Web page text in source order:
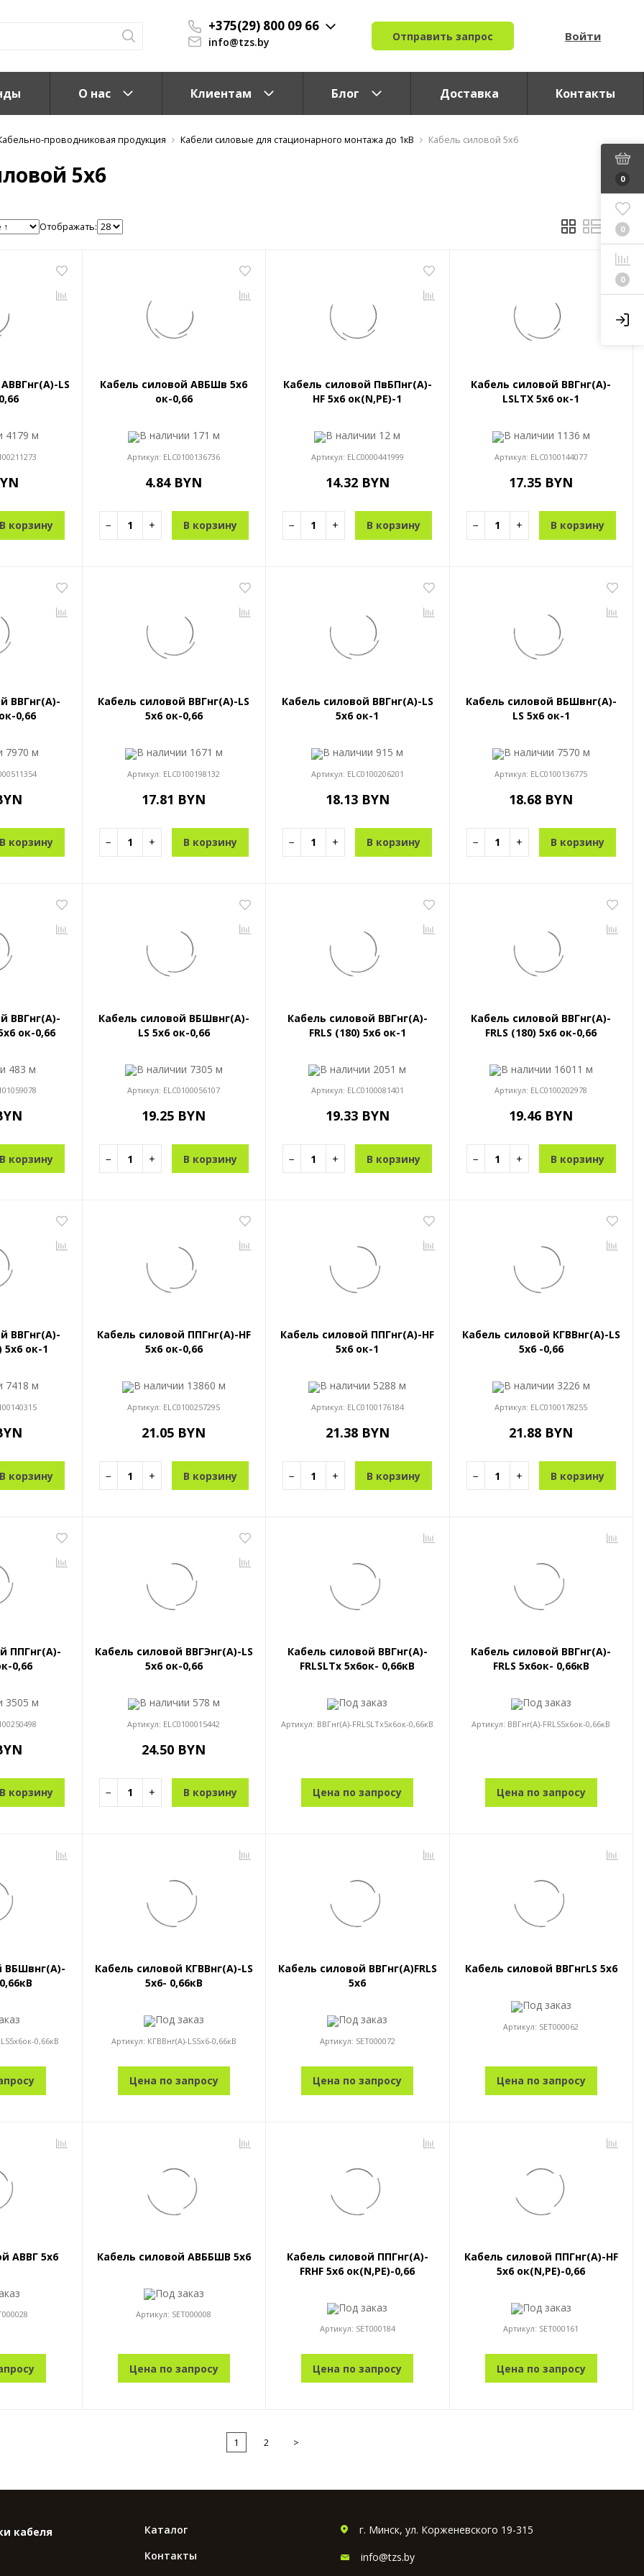
+375(29) 800 09 66
info@tzs.by Отправить запрос Войти
О нас Клиентам Блог Доставка Контакты
0
0
0
проводниковая продукция Кабели силовые для стационарного монтажа до 1кВ Кабель силовой 5x6
5x6
Отображать:
LS
4179 м
В корзину
Кабель силовой АВБШв 5x6
ок-0,66
В наличии 171 м
Артикул: ELC0100136736
4.84 BYN
− + В корзину
Кабель силовой ПвБПнг(A)-
HF 5x6 ок(N,PE)-1
В наличии 12 м
Артикул: ELC0000441999
14.32 BYN
− + В корзину
Кабель силовой ВВГнг(A)-
LSLTX 5x6 ок-1
В наличии 1136 м
Артикул: ELC0100144077
17.35 BYN
− + В корзину
ВВГнг(A)-
0,66
7970 м
В корзину
Кабель силовой ВВГнг(A)-LS
5x6 ок-0,66
В наличии 1671 м
Артикул: ELC0100198132
17.81 BYN
− + В корзину
Кабель силовой ВВГнг(A)-LS
5x6 ок-1
В наличии 915 м
Артикул: ELC0100206201
18.13 BYN
− + В корзину
Кабель силовой ВБШвнг(A)-
LS 5x6 ок-1
В наличии 7570 м
Артикул: ELC0100136775
18.68 BYN
− + В корзину
ВВГнг(A)-
ок-0,66
483 м
В корзину
Кабель силовой ВБШвнг(A)-
LS 5x6 ок-0,66
В наличии 7305 м
Артикул: ELC0100056107
19.25 BYN
− + В корзину
Кабель силовой ВВГнг(A)-
FRLS (180) 5x6 ок-1
В наличии 2051 м
Артикул: ELC0100081401
19.33 BYN
− + В корзину
Кабель силовой ВВГнг(A)-
FRLS (180) 5x6 ок-0,66
В наличии 16011 м
Артикул: ELC0100202978
19.46 BYN
− + В корзину
ВВГнг(A)-
5x6 ок-1
7418 м
В корзину
Кабель силовой ППГнг(A)-HF
5x6 ок-0,66
В наличии 13860 м
Артикул: ELC0100257295
21.05 BYN
− + В корзину
Кабель силовой ППГнг(A)-HF
5x6 ок-1
В наличии 5288 м
Артикул: ELC0100176184
21.38 BYN
− + В корзину
Кабель силовой КГВВнг(A)-LS
5x6 -0,66
В наличии 3226 м
Артикул: ELC0100178255
21.88 BYN
− + В корзину
ППГнг(A)-
0,66
3505 м
В корзину
Кабель силовой ВВГЭнг(A)-LS
5x6 ок-0,66
В наличии 578 м
Артикул: ELC0100015442
24.50 BYN
− + В корзину
Кабель силовой ВВГнг(А)-
FRLSLTx 5x6ок- 0,66кВ
Под заказ
Артикул: ВВГнг(А)-FRLSLTx5x6ок-0,66кВ
Цена по запросу
Кабель силовой ВВГнг(А)-
FRLS 5x6ок- 0,66кВ
Под заказ
Артикул: ВВГнг(А)-FRLS5x6ок-0,66кВ
Цена по запросу
ВБШвнг(А)-
0,66кВ
Кабель силовой КГВВнг(А)-LS
5x6- 0,66кВ
Под заказ
Артикул: КГВВнг(А)-LS5x6-0,66кВ
Цена по запросу
Кабель силовой ВВГнг(А)FRLS
5x6
Под заказ
Артикул: SET000072
Цена по запросу
Кабель силовой ВВГнгLS 5x6
Под заказ
Артикул: SET000062
Цена по запросу
АВВГ 5x6 Кабель силовой АВББШВ 5x6
Под заказ
Артикул: SET000008
Цена по запросу
Кабель силовой ППГнг(А)-
FRHF 5x6 ок(N,PE)-0,66
Под заказ
Артикул: SET000184
Цена по запросу
Кабель силовой ППГнг(А)-HF
5x6 ок(N,PE)-0,66
Под заказ
Артикул: SET000161
Цена по запросу
1 2 >
кабеля
Каталог
Контакты
г. Минск, ул. Корженевского 19-315
info@tzs.by